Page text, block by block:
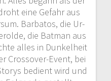
eine Gefahr aus
Barbatos, die Ur-
die Batman aus
alles in Dunkelheit
Crossover-Event, bei
bedient wird und